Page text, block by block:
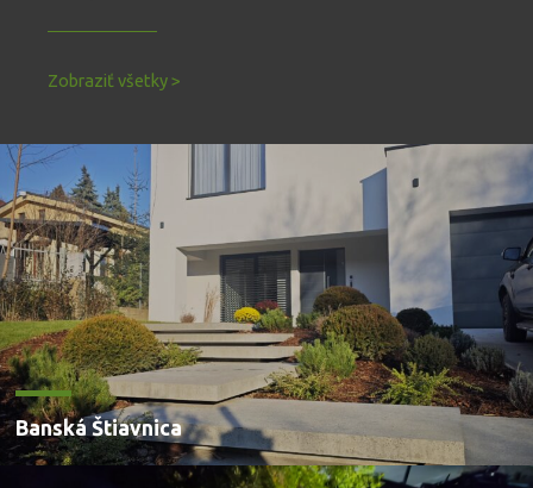
Zobraziť všetky >
Banská Štiavnica